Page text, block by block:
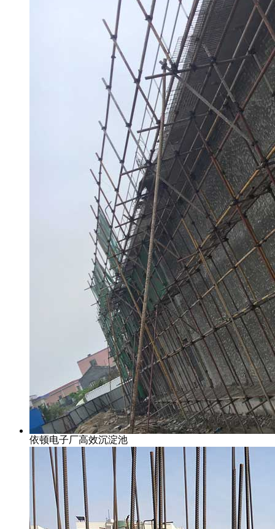
依顿电子厂高效沉淀池